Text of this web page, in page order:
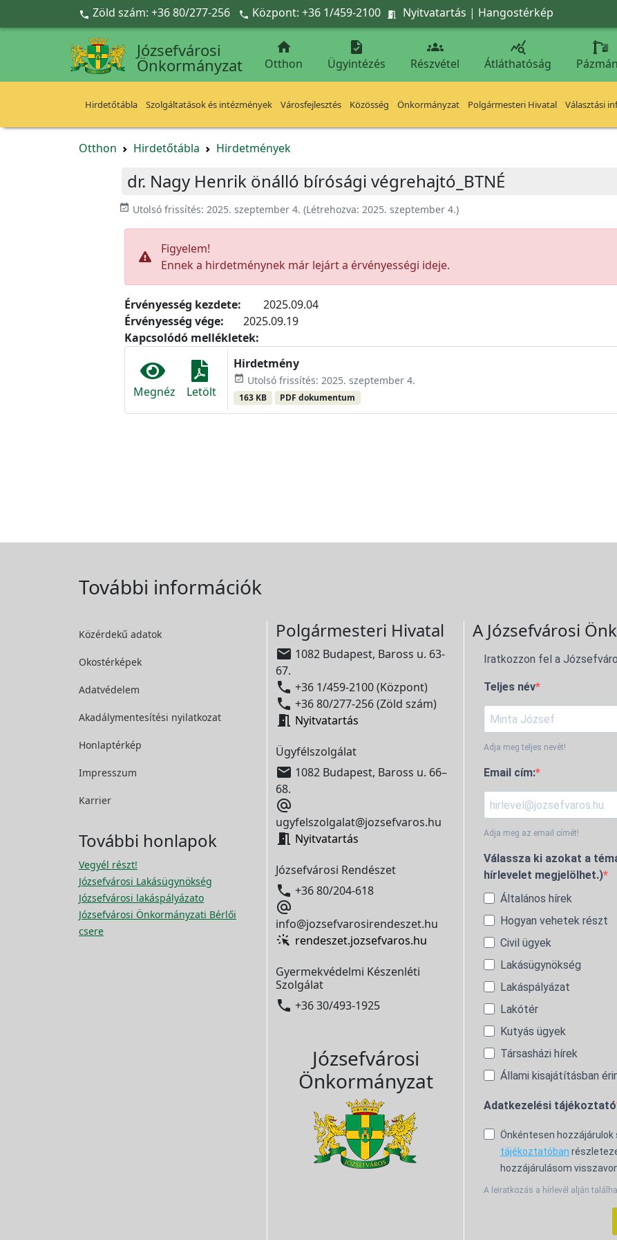
Ugrás a fő tartalomra
 Zöld szám: +36 80/277-256  Központ: +36 1/459-2100  Nyitvatartás | Hangostérkép
Józsefvárosi
Önkormányzat

Otthon

Ügyintézés

Részvétel

Átláthatóság
Hirdetőtábla Szolgáltatások és intézmények Városfejlesztés Közösség Önkormányzat Polgármesteri Hivatal Választási
Otthon Hirdetőtábla Hirdetmények
dr. Nagy Henrik önálló bírósági végrehajtó_BTNÉ
event_available Utolsó frissítés: 2025. szeptember 4. (Létrehozva: 2025. szeptember 4.)
Figyelem!
Ennek a hirdetménynek már lejárt a érvényességi ideje.
Érvényesség kezdete:
2025.09.04
Érvényesség vége:
2025.09.19
Kapcsolódó mellékletek:
Megnéz Letölt
Hirdetmény
event_available Utolsó frissítés: 2025. szeptember 4.
163 KB PDF dokumentum
További információk
Közérdekű adatok
Okostérképek
Adatvédelem
Akadálymentesítési nyilatkozat
Honlaptérkép
Impresszum
Karrier
További honlapok
Vegyél részt!
Józsefvárosi Lakásügynökség
Józsefvárosi lakáspályázato
Józsefvárosi Önkormányzati Bérlői
csere
Polgármesteri Hivatal
 1082 Budapest, Baross u. 63-
67.
 +36 1/459-2100 (Központ)
 +36 80/277-256 (Zöld szám)
 Nyitvatartás
Ügyfélszolgálat
 1082 Budapest, Baross u. 66–
68.

ugyfelszolgalat@jozsefvaros.hu
 Nyitvatartás
Józsefvárosi Rendészet
 +36 80/204-618

info@jozsefvarosirendeszet.hu
rendeszet.jozsefvaros.hu
Gyermekvédelmi Készenléti
Szolgálat
 +36 30/493-1925
Józsefvárosi
Önkormányzat
A Józsefvárosi
Iratkozzon fel a
Teljes név
Adja meg teljes nevét!
Email cím:
Adja meg az email címét!
Válassza ki azokat a
hírlevelet megjelölhet.)
Általános hírek
Hogyan vehetek részt
Civil ügyek
Lakásügynökség
Lakáspályázat
Lakótér
Kutyás ügyek
Társasházi hírek
Állami kisajátításban
Adatkezelési tájékoztató
Önkéntesen
tájékoztatóban
hozzájárulásom
A leiratkozás a hírlevél alján